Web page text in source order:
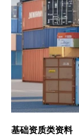
基础资质类资料